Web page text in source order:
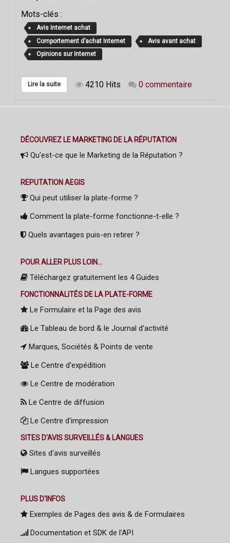
Mots-clés :
Avis Internet achat
Comportement d’achat Internet
Avis avant achat
Opinions sur Internet
Lire la suite 4210 Hits 0 commentaire
DÉCOUVREZ LE MARKETING DE LA RÉPUTATION
Qu'est-ce que le Marketing de la Réputation ?
REPUTATION AEGIS
Qui peut utiliser la plate-forme ?
Comment la plate-forme fonctionne-t-elle ?
Quels avantages puis-en retirer ?
POUR ALLER PLUS LOIN...
Téléchargez gratuitement les 4 Guides
FONCTIONNALITÉS DE LA PLATE-FORME
Le Formulaire et la Page des avis
Le Tableau de bord & le Journal d'activité
Marques, Sociétés & Points de vente
Le Centre d'expédition
Le Centre de modération
Le Centre de diffusion
Le Centre d'impression
SITES D'AVIS SURVEILLÉS & LANGUES
Sites d'avis surveillés
Langues supportées
PLUS D'INFOS
Exemples de Pages des avis & de Formulaires
Documentation et SDK de l'API